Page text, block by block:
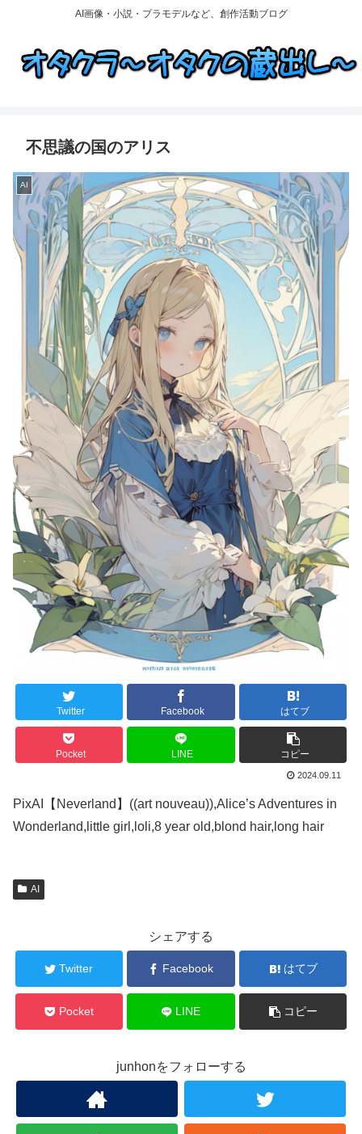
AI画像・小説・プラモデルなど、創作活動ブログ
不思議の国のアリス
AI
Twitter Facebook はてブ
Pocket LINE コピー
2024.09.11
PixAI【Neverland】((art nouveau)),Alice’s Adventures in
Wonderland,little girl,loli,8 year old,blond hair,long hair
AI
シェアする
Twitter Facebook はてブ
Pocket LINE コピー
junhonをフォローする